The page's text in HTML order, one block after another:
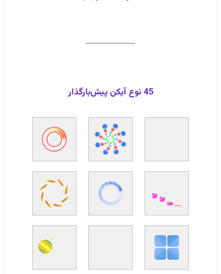
45 نوع آیکن پیش‌بارگذار